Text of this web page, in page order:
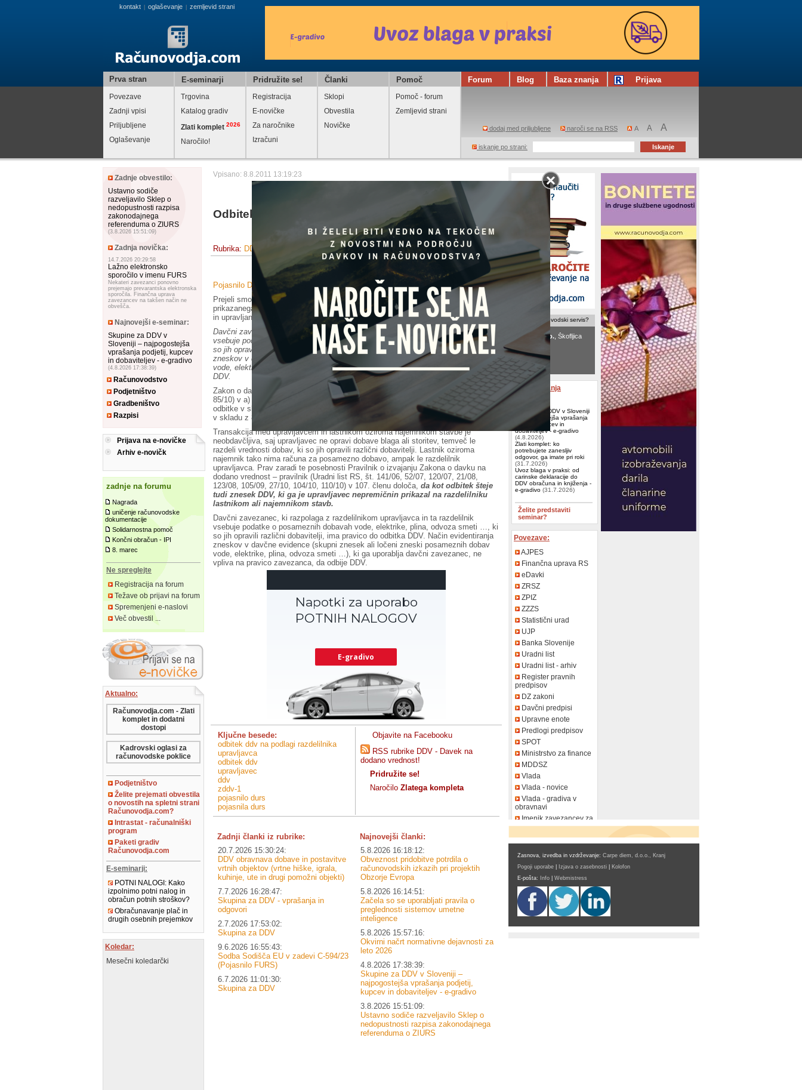
kontakt oglaševanje zemljevid strani
Prva stran E-seminarji Pridružite se! Članki Pomoč Forum Blog Baza znanja Prijava
Povezave
Zadnji vpisi
Priljubljene
Oglaševanje
Trgovina
Katalog gradiv
Zlati komplet 2026
Naročilo!
Registracija
E-novičke
Za naročnike
Izračuni
Sklopi
Obvestila
Novičke
Pomoč - forum
Zemljevid strani
dodaj med priljubljene naroči se na RSS A A A
iskanje po strani:
Zadnje obvestilo:
Ustavno sodiče
razveljavilo Sklep o
nedopustnosti razpisa
zakonodajnega
referenduma o ZIURS
(3.8.2026 15:51:09)
Zadnja novička:
14.7.2026 20:29:58
Lažno elektronsko
sporočilo v imenu FURS
Nekateri zavezanci ponovno
prejemajo prevarantska elektronska
sporočila. Finančna uprava
zavezancev na takšen način ne
obvešča.
Najnovejši e-seminar:
Skupine za DDV v
Sloveniji – najpogostejša
vprašanja podjetij, kupcev
in dobaviteljev - e-gradivo
(4.8.2026 17:38:39)
Računovodstvo
Podjetništvo
Gradbeništvo
Razpisi
Prijava na e-novičke
Arhiv e-novičk
zadnje na forumu
Nagrada
uničenje računovodske
dokumentacije
Solidarnostna pomoč
Končni obračun - IPI
8. marec
Ne spreglejte
Registracija na forum
Težave ob prijavi na forum
Spremenjeni e-naslovi
Več obvestil ...
Aktualno:
Računovodja.com - Zlati
komplet in dodatni
dostopi
Kadrovski oglasi za
računovodske poklice
Podjetništvo
Želite prejemati obvestila
o novostih na spletni strani
Računovodja.com?
Intrastat - računalniški
program
Paketi gradiv
Računovodja.com
E-seminarji:
POTNI NALOGI: Kako
izpolnimo potni nalog in
obračun potnih stroškov?
Obračunavanje plač in
drugih osebnih prejemkov
Koledar:
Mesečni koledarčki
Vpisano: 8.8.2011 13:19:23
Odbitek DDV na podlagi razdelilnika upravljavca
Rubrika: DDV - Davek na dodano vrednost Natisni
Pojasnilo DURS, št. 4230-5818/2011, 26. 7. 2011
Prejeli smo vprašanje davčnega zavezanca glede pravice do odbitka DDV,
prikazanega v razdelilniku upravljavca stavbe za storitve obratovanja, vzdrževanja
in upravljanja objektov. V zvezi s tem pojasnjujemo:
Davčni zavezanec, ki razpolaga z razdelilnikom upravljavca in ta razdelilnik
vsebuje podatke o posameznih dobavah (voda, elektrika, plin, odvoz smeti …), ki
so jih opravili različni dobavitelji, ima pravico do odbitka DDV. Način evidentiranja
zneskov v davčne evidence (skupni znesek ali ločeni zneski posameznih dobav
vode, elektrike, plina, odvoza smeti…) ne vpliva na pravico zavezanca, da odbije
DDV.
Zakon o davku na dodano vrednost – ZDDV-1 (Uradni list RS, št. 10/10 – UPB2 in
85/10) v a) točki prvega odstavka 67. člena določa, da mora davčni zavezanec za
odbitke v skladu s točko a) prvega odstavka 63. člena ZDDV-1,imeti račun
, izdan
v skladu z 81. do 84. členom tega zakona.
Transakcija med upravljavcem in lastnikom oziroma najemnikom stavbe je
neobdavčljiva, saj upravljavec ne opravi dobave blaga ali storitev, temveč le
razdeli vrednosti dobav, ki so jih opravili različni dobavitelji. Lastnik oziroma
najemnik tako nima računa za posamezno dobavo, ampak le razdelilnik
upravljavca. Prav zaradi te posebnosti Pravilnik o izvajanju Zakona o davku na
dodano vrednost – pravilnik (Uradni list RS, št. 141/06, 52/07, 120/07, 21/08,
123/08, 105/09, 27/10, 104/10, 110/10) v 107. členu določa, da kot odbitek šteje
tudi znesek DDV, ki ga je upravljavec nepremičnin prikazal na razdelilniku
lastnikom ali najemnikom stavb.
Davčni zavezanec, ki razpolaga z razdelilnikom upravljavca in ta razdelilnik
vsebuje podatke o posameznih dobavah vode, elektrike, plina, odvoza smeti …, ki
so jih opravili različni dobavitelji, ima pravico do odbitka DDV. Način evidentiranja
zneskov v davčne evidence (skupni znesek ali ločeni zneski posameznih dobav
vode, elektrike, plina, odvoza smeti …), ki ga uporablja davčni zavezanec, ne
vpliva na pravico zavezanca, da odbije DDV.
Ključne besede:
odbitek ddv na podlagi razdelilnika
upravljavca
odbitek ddv
upravljavec
ddv
zddv-1
pojasnilo durs
pojasnila durs
Objavite na Facebooku
RSS rubrike DDV - Davek na
dodano vrednost!
Pridružite se!
Naročilo Zlatega kompleta
Zadnji članki iz rubrike:
20.7.2026 15:30:24:
DDV obravnava dobave in postavitve
vrtnih objektov (vrtne hiške, igrala,
kuhinje, ute in drugi pomožni objekti)
7.7.2026 16:28:47:
Skupina za DDV - vprašanja in
odgovori
2.7.2026 17:53:02:
Skupina za DDV
9.6.2026 16:55:43:
Sodba Sodišča EU v zadevi C-594/23
(Pojasnilo FURS)
6.7.2026 11:01:30:
Skupina za DDV
Najnovejši članki:
5.8.2026 16:18:12:
Obveznost pridobitve potrdila o
računovodskih izkazih pri projektih
Obzorje Evropa
5.8.2026 16:14:51:
Začela so se uporabljati pravila o
preglednosti sistemov umetne
inteligence
5.8.2026 15:57:16:
Okvirni načrt normativne dejavnosti za
leto 2026
4.8.2026 17:38:39:
Skupine za DDV v Sloveniji –
najpogostejša vprašanja podjetij,
kupcev in dobaviteljev - e-gradivo
3.8.2026 15:51:09:
Ustavno sodiče razveljavilo Sklep o
nedopustnosti razpisa zakonodajnega
referenduma o ZIURS
Iščete računovodski servis?
KAPRI d.o.o. , Škofljica
Računovodski servis
Zeus, Ljubljana
Izobraževanja
Skupine za DDV v Sloveniji
– najpogostejša vprašanja
podjetij, kupcev in
dobaviteljev - e-gradivo
(4.8.2026)
Zlati komplet: ko
potrebujete zanesljiv
odgovor, ga imate pri roki
(31.7.2026)
Uvoz blaga v praksi: od
carinske deklaracije do
DDV obračuna in knjiženja -
e-gradivo (31.7.2026)
Želite predstaviti
seminar?
Povezave:
AJPES
Finančna uprava RS
eDavki
ZRSZ
ZPIZ
ZZZS
Statistični urad
UJP
Banka Slovenije
Uradni list
Uradni list - arhiv
Register pravnih
predpisov
DZ zakoni
Davčni predpisi
Upravne enote
Predlogi predpisov
SPOT
Ministrstvo za finance
MDDSZ
Vlada
Vlada - novice
Vlada - gradiva v
obravnavi
Imenik zavezancev za
DDV
Zasnova, izvedba in vzdrževanje: Carpe diem, d.o.o., Kranj
Pogoji uporabe
Izjava o zasebnosti
Kolofon
E-pošta:
Info Webmistress